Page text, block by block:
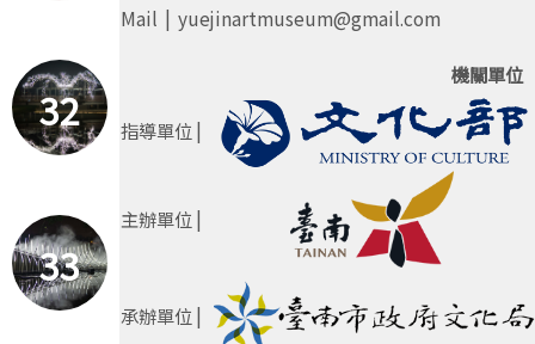
32
33
Mail | yuejinartmuseum@gmail.com
機關單位
指導單位 |
主辦單位 |
承辦單位 |